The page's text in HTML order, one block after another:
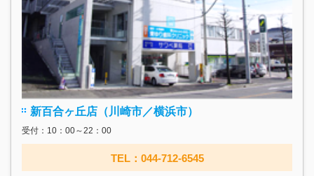
新百合ヶ丘店（川崎市／横浜市）
受付：10：00～22：00
TEL：044-712-6545